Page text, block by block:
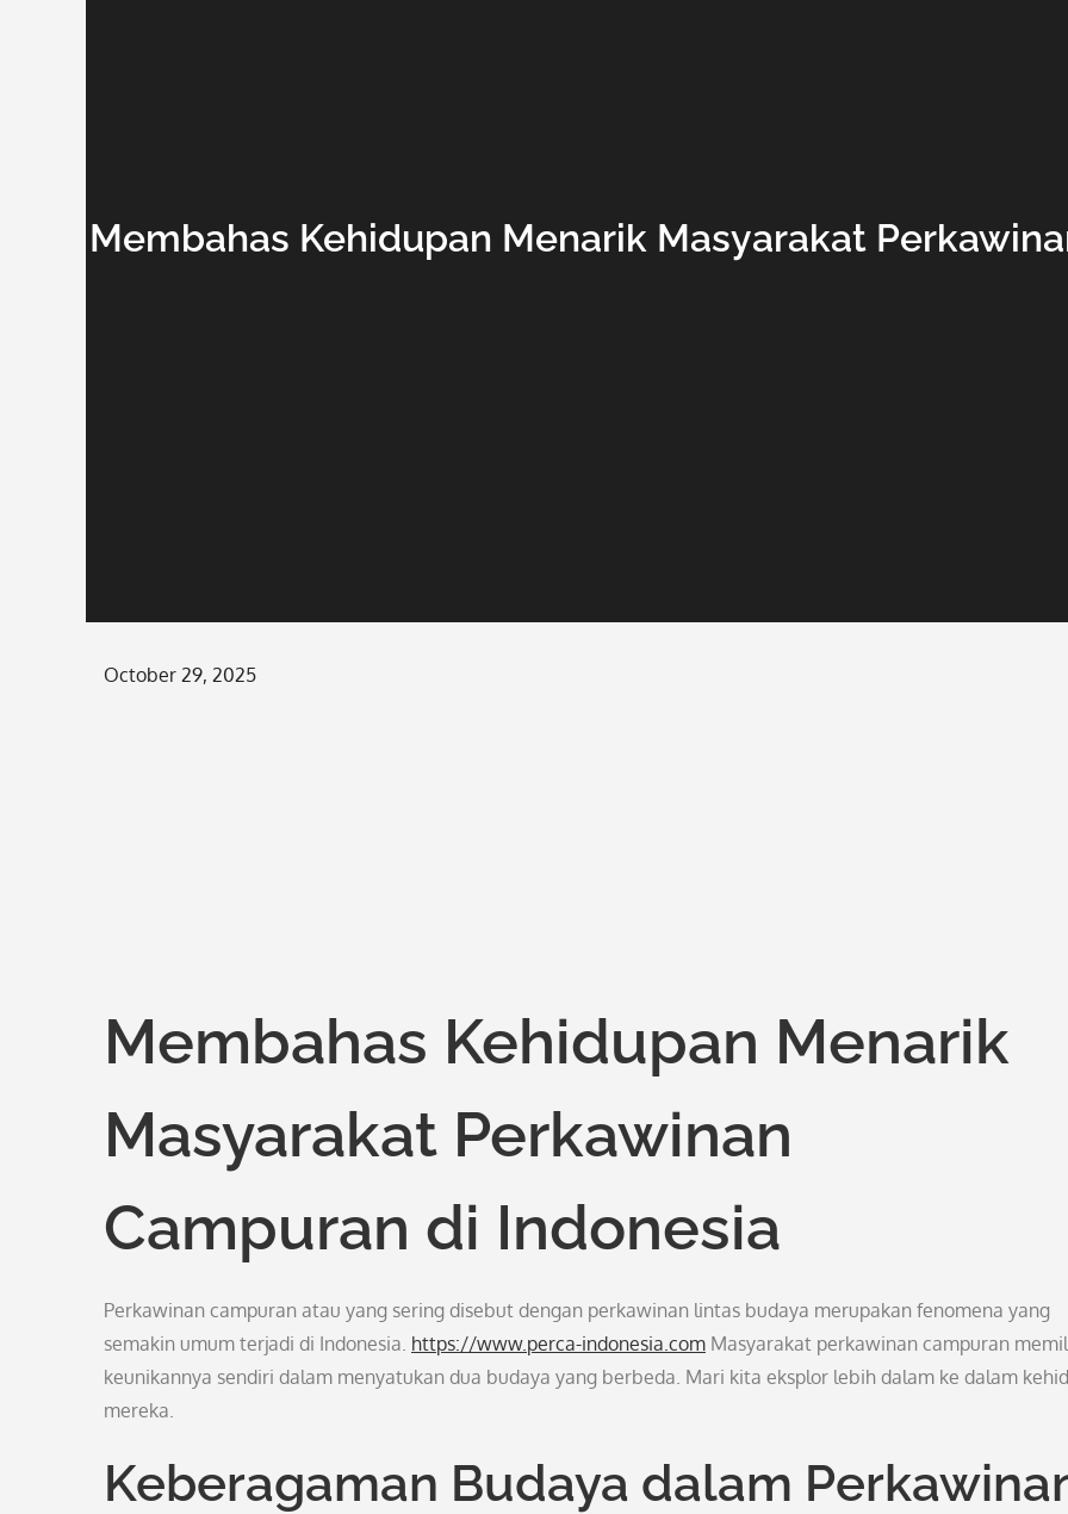
Membahas Kehidupan Menarik Masyarakat
Posted
October 29, 2025
Membahas Kehidupan Menarik
Masyarakat Perkawinan
Campuran di Indonesia
Perkawinan campuran atau yang sering disebut dengan perkawinan lintas budaya merupakan fenomena yang
semakin umum terjadi di Indonesia. https://www.perca-indonesia.com Masyarakat perkawinan campuran
keunikannya sendiri dalam menyatukan dua budaya yang berbeda. Mari kita eksplor lebih dalam ke dalam
mereka.
Keberagaman Budaya dalam